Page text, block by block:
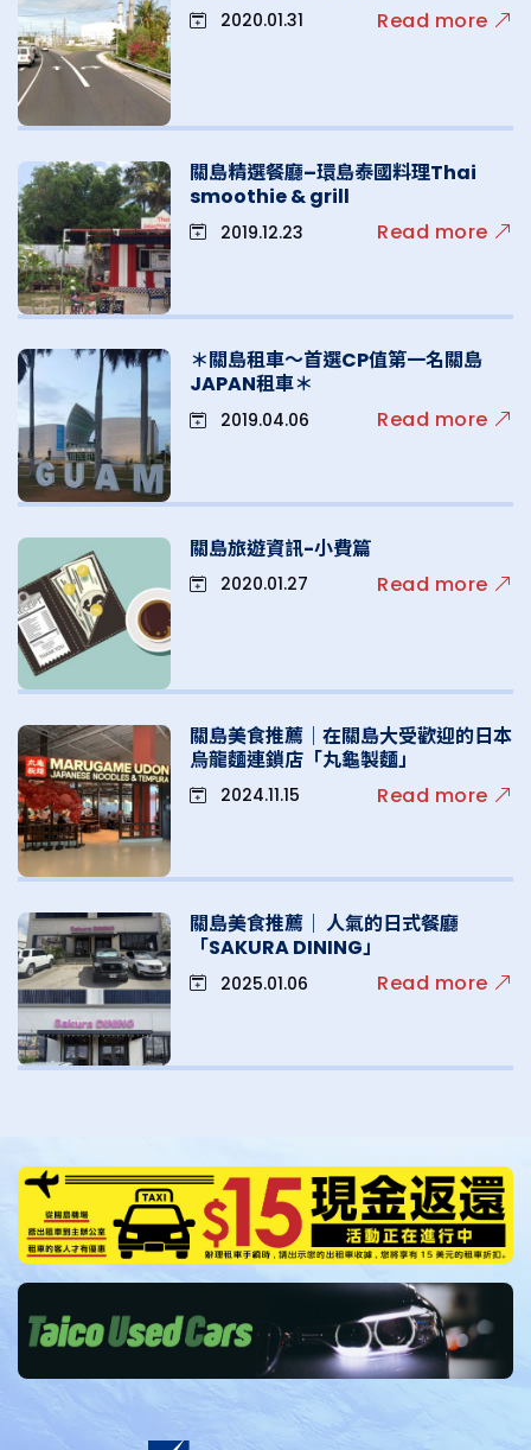
2020.01.31 Read more
關島精選餐廳–環島泰國料理Thai
smoothie & grill
2019.12.23 Read more
＊關島租車～首選CP值第一名關島
JAPAN租車＊
2019.04.06 Read more
關島旅遊資訊-小費篇
2020.01.27 Read more
關島美食推薦｜在關島大受歡迎的日本
烏龍麵連鎖店「丸龜製麵」
2024.11.15 Read more
關島美食推薦｜ 人氣的日式餐廳
「SAKURA DINING」
2025.01.06 Read more